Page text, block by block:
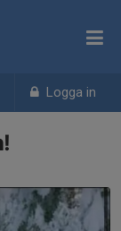
Logga in